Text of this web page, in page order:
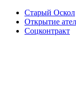
Старый Оскол
Открытие
Соцконтракт